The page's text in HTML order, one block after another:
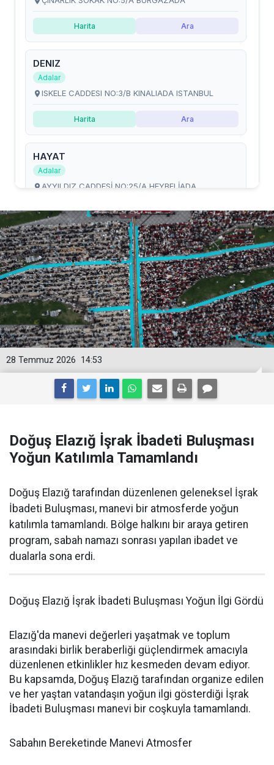
14:53
28 Temmuz 2026
Doğuş Elazığ İşrak İbadeti Buluşması
Yoğun Katılımla Tamamlandı
Doğuş Elazığ tarafından düzenlenen geleneksel İşrak
İbadeti Buluşması, manevi bir atmosferde yoğun
katılımla tamamlandı. Bölge halkını bir araya getiren
program, sabah namazı sonrası yapılan ibadet ve
dualarla sona erdi.
Doğuş Elazığ İşrak İbadeti Buluşması Yoğun İlgi Gördü
Elazığ'da manevi değerleri yaşatmak ve toplum
arasındaki birlik beraberliği güçlendirmek amacıyla
düzenlenen etkinlikler hız kesmeden devam ediyor.
Bu kapsamda, Doğuş Elazığ tarafından organize edilen
ve her yaştan vatandaşın yoğun ilgi gösterdiği İşrak
İbadeti Buluşması manevi bir coşkuyla tamamlandı.
Sabahın Bereketinde Manevi Atmosfer